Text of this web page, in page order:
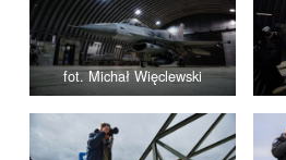
fot. Michał Więclewski